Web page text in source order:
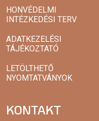
HONVÉDELMI
INTÉZKEDÉSI TERV
ADATKEZELÉSI
TÁJÉKOZTATÓ
LETÖLTHETŐ
NYOMTATVÁNYOK
KONTAKT